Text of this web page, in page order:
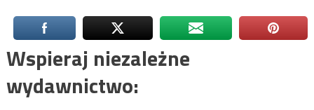
Wspieraj niezależne
wydawnictwo: